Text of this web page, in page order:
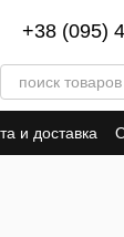
+38 (095)
и доставка